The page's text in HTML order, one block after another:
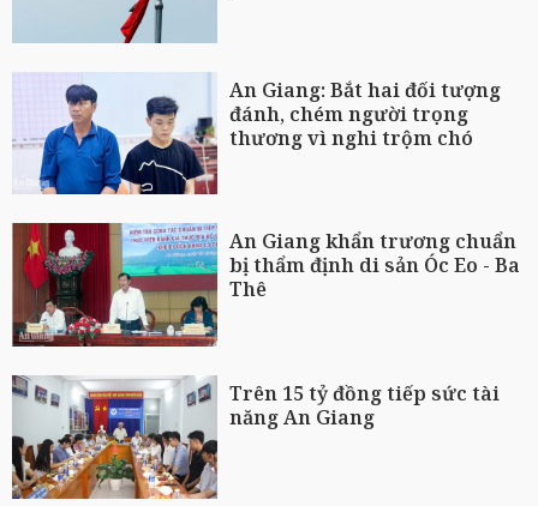
An Giang: Bắt hai đối tượng
đánh, chém người trọng
thương vì nghi trộm chó
An Giang khẩn trương chuẩn
bị thẩm định di sản Óc Eo - Ba
Thê
Trên 15 tỷ đồng tiếp sức tài
năng An Giang